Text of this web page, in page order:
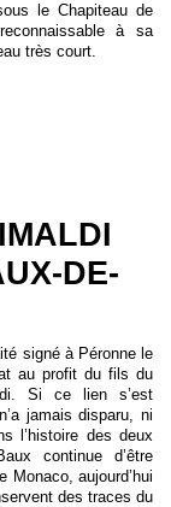
le Chapiteau de
à sa
très court.
DE-
signé à Péronne le
au profit du fils du
Si ce lien s’est
jamais disparu, ni
l’histoire des deux
continue d’être
Monaco, aujourd’hui
des traces du